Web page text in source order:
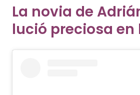
La novia de
lució preciosa en